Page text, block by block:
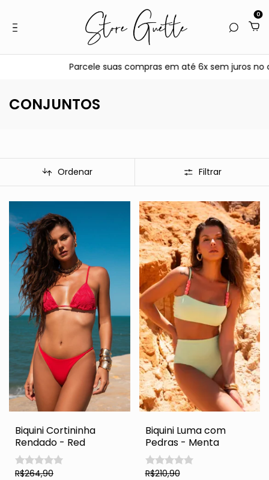
0
suas compras em até 6x sem juros no cartão • Pague
CONJUNTOS
Ordenar Filtrar
Biquini Cortininha
Rendado - Red
R$264,90
Biquini Luma com
Pedras - Menta
R$210,90